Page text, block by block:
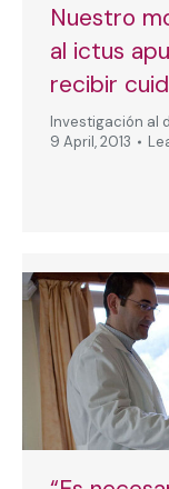
Nuestro
al ictus
recibir
Investigación al
9 April, 2013